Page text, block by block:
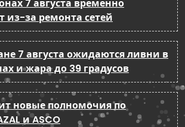
7 августа временно
из-за ремонта сетей
7 августа ожидаются ливни в
и жара до 39 градусов
новые полномочия по
и ASCO